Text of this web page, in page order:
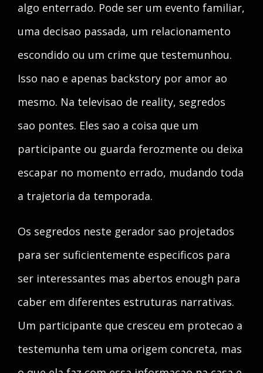
algo enterrado. Pode ser um evento familiar,
uma decisao passada, um relacionamento
escondido ou um crime que testemunhou.
Isso nao e apenas backstory por amor ao
mesmo. Na televisao de reality, segredos
sao pontes. Eles sao a coisa que um
participante ou guarda ferozmente ou deixa
escapar no momento errado, mudando toda
a trajetoria da temporada.
Os segredos neste gerador sao projetados
para ser suficientemente especificos para
ser interessantes mas abertos enough para
caber em diferentes estruturas narrativas.
Um participante que cresceu em protecao a
testemunha tem uma origem concreta, mas